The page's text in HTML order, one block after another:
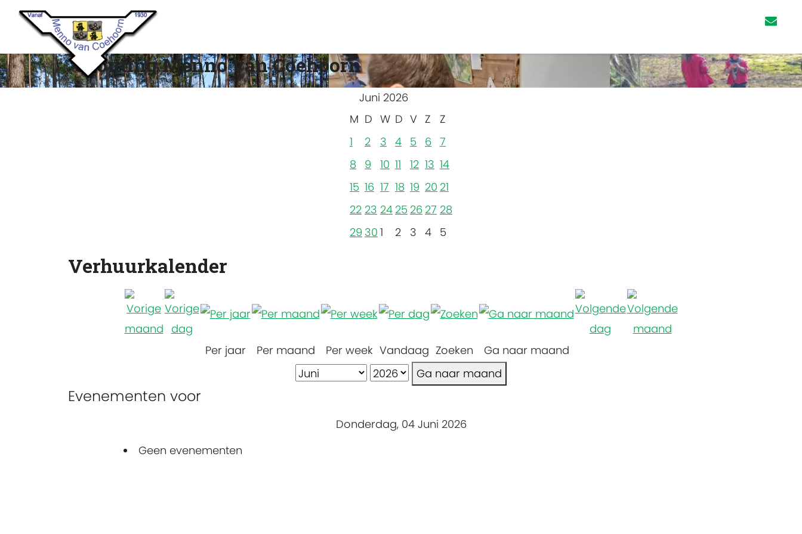
Scouting Menno van Coehoorn
Juni 2026
M D W D V Z
Z
1
2 3 4 5 6 7
8 9 10 11 12 13 14
15 16 17 18 19 20 21
22 23 24 25 26 27 28
29 30 1 2 3 4 5
Verhuurkalender
Per jaar Per maand Per week Vandaag Zoeken
Ga naar maand
Ga naar maand
Evenementen voor
Donderdag, 04 Juni 2026
Geen evenementen